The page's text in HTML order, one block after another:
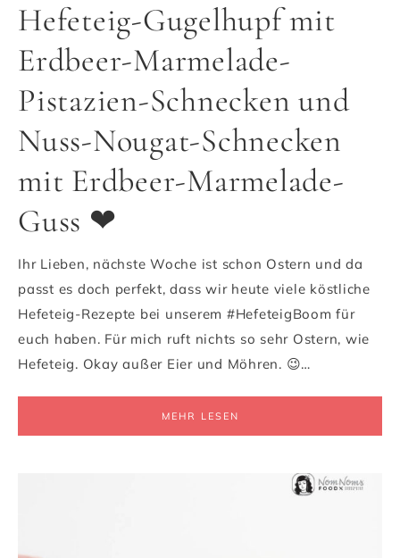
Hefeteig-Gugelhupf mit
Erdbeer-Marmelade-
Pistazien-Schnecken und
Nuss-Nougat-Schnecken
mit Erdbeer-Marmelade-
Guss ❤
Ihr Lieben, nächste Woche ist schon Ostern und da
passt es doch perfekt, dass wir heute viele köstliche
Hefeteig-Rezepte bei unserem #HefeteigBoom für
euch haben. Für mich ruft nichts so sehr Ostern, wie
Hefeteig. Okay außer Eier und Möhren. 😉…
MEHR LESEN